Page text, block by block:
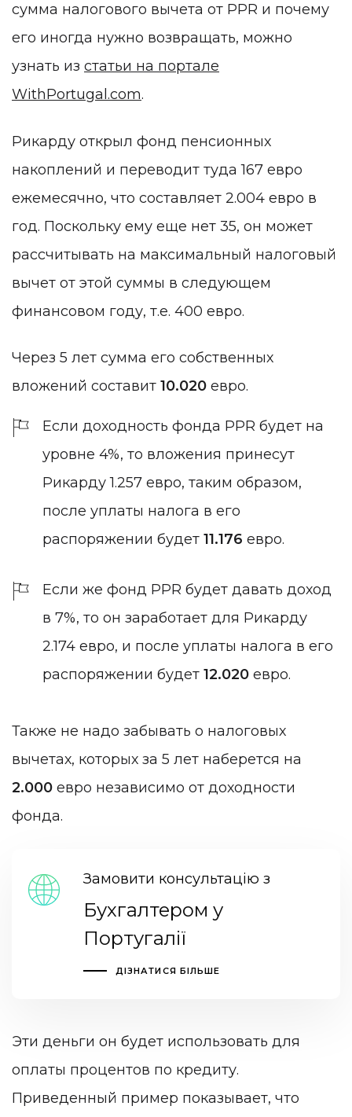
сумма налогового вычета от PPR и почему
его иногда нужно возвращать, можно
узнать из статьи на портале
WithPortugal.com.
Рикарду открыл фонд пенсионных
накоплений и переводит туда 167 евро
ежемесячно, что составляет 2.004 евро в
год. Поскольку ему еще нет 35, он может
рассчитывать на максимальный налоговый
вычет от этой суммы в следующем
финансовом году, т.е. 400 евро.
Через 5 лет сумма его собственных
вложений составит 10.020 евро.
Если доходность фонда PPR будет на
уровне 4%, то вложения принесут
Рикарду 1.257 евро, таким образом,
после уплаты налога в его
распоряжении будет 11.176 евро.
Если же фонд PPR будет давать доход
в 7%, то он заработает для Рикарду
2.174 евро, и после уплаты налога в его
распоряжении будет 12.020 евро.
Также не надо забывать о налоговых
вычетах, которых за 5 лет наберется на
2.000 евро независимо от доходности
фонда.
Замовити консультацію з
Бухгалтером у
Португалії
ДІЗНАТИСЯ БІЛЬШЕ
Эти деньги он будет использовать для
оплаты процентов по кредиту.
Приведенный пример показывает, что